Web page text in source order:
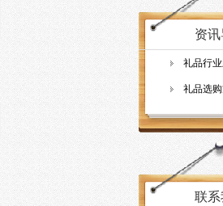
资
礼品行
礼品选
联系